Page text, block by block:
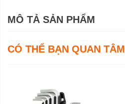
MÔ TẢ SẢN PHẨM
CÓ THỂ BẠN QUAN TÂM